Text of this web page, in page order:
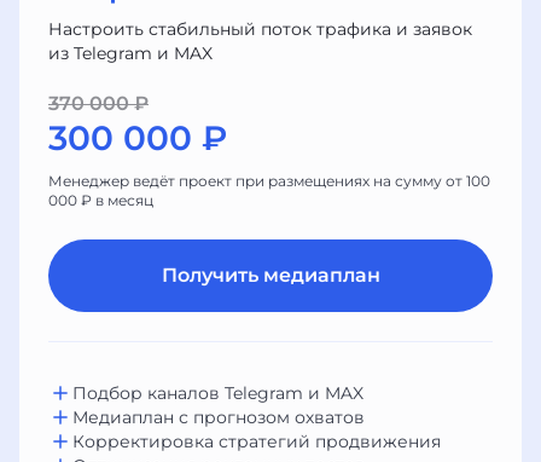
Настроить стабильный поток трафика и заявок
из Telegram и MAX
370 000 ₽
300 000 ₽
Менеджер ведёт проект при размещениях на сумму от 100
000 ₽ в месяц
Получить медиаплан
Подбор каналов Telegram и MAX
Медиаплан с прогнозом охватов
Корректировка стратегий продвижения